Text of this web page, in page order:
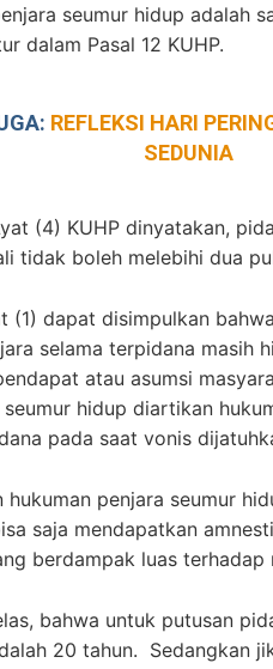
seumur hidup adalah
dalam Pasal 12 KUHP.
REFLEKSI HARI
SEDUNIA
(4) KUHP dinyatakan,
tidak boleh melebihi dua
(1) dapat disimpulkan
selama terpidana masih
atau asumsi
hidup diartikan
pada saat vonis
hukuman penjara seumur
saja mendapatkan
berdampak luas terhadap
bahwa untuk putusan
20 tahun. Sedangkan